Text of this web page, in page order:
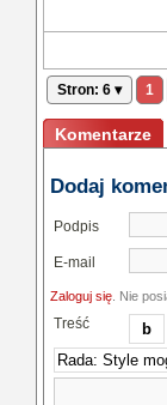
Stron: 6 ▾ 1
Komentarze
Dodaj
Podpis
E-mail
Zaloguj się . Nie
Treść